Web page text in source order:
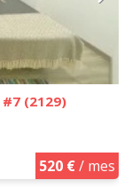
#7 (2129)
520 €/ mes